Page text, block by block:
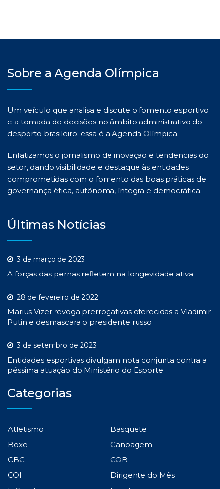
Sobre a Agenda Olímpica
Um veículo que analisa e discute o fomento esportivo
e a tomada de decisões no âmbito administrativo do
desporto brasileiro: essa é a Agenda Olímpica.
Enfatizamos o jornalismo de inovação e tendências do
setor, dando visibilidade e destaque às entidades
comprometidas com o fomento das boas práticas de
governança ética, autônoma, íntegra e democrática.
Últimas Notícias
3 de março de 2023
A forças das pernas refletem na longevidade ativa
28 de fevereiro de 2022
Marius Vizer revoga prerrogativas oferecidas a Vladimir
Putin e desmascara o presidente russo
3 de setembro de 2023
Entidades esportivas divulgam nota conjunta contra a
péssima atuação do Ministério do Esporte
Categorias
Atletismo
Basquete
Boxe
Canoagem
CBC
COB
COI
Dirigente do Mês